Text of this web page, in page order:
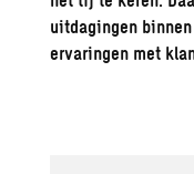
uitdagingen
ervaringen met